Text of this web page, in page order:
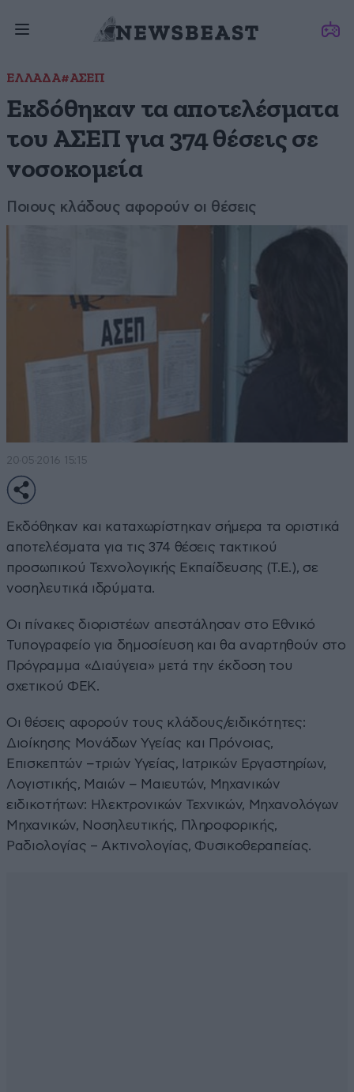
ΕΛΛΑΔΑ#ΑΣΕΠ
Εκδόθηκαν τα αποτελέσματα
του ΑΣΕΠ για 374 θέσεις σε
νοσοκομεία
Ποιους κλάδους αφορούν οι θέσεις
20·05·2016 15:15
Εκδόθηκαν και καταχωρίστηκαν σήμερα τα οριστικά
αποτελέσματα για τις 374 θέσεις τακτικού
προσωπικού Τεχνολογικής Εκπαίδευσης (Τ.Ε.), σε
νοσηλευτικά ιδρύματα.
Οι πίνακες διοριστέων απεστάλησαν στο Εθνικό
Τυπογραφείο για δημοσίευση και θα αναρτηθούν στο
Πρόγραμμα «Διαύγεια» μετά την έκδοση του
σχετικού ΦΕΚ.
Οι θέσεις αφορούν τους κλάδους/ειδικότητες:
Διοίκησης Μονάδων Υγείας και Πρόνοιας,
Επισκεπτών −τριών Υγείας, Ιατρικών Εργαστηρίων,
Λογιστικής, Μαιών − Μαιευτών, Μηχανικών
ειδικοτήτων: Ηλεκτρονικών Τεχνικών, Μηχανολόγων
Μηχανικών, Νοσηλευτικής, Πληροφορικής,
Ραδιολογίας – Ακτινολογίας, Φυσικοθεραπείας.